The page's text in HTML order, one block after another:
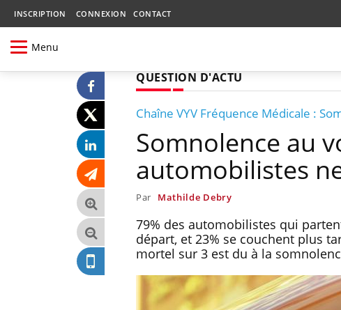
INSCRIPTION CONNEXION CONTACT
Menu
QUESTION D'ACTU
Chaîne VYV Fréquence Médicale :
Somnolence au
automobilistes
Par Mathilde Debry
79% des automobilistes qui
départ, et 23% se couchent plus
mortel sur 3 est du à la